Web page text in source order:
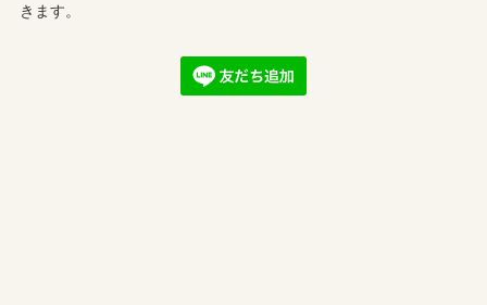
きます。